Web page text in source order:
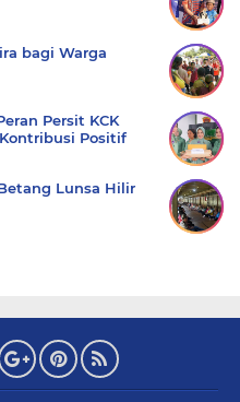
bagi Warga
Persit KCK
Positif
Lunsa Hilir